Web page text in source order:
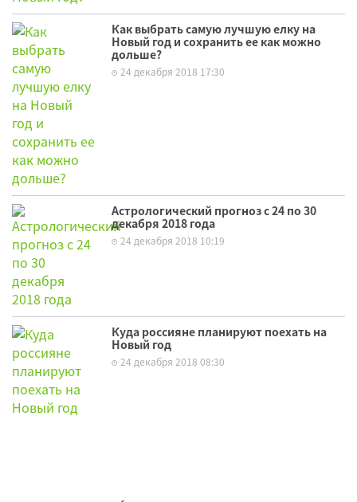
Как выбрать самую лучшую елку на
Новый год и сохранить ее как можно
дольше?
24 декабря 2018 17:30
Астрологический прогноз с 24 по 30
декабря 2018 года
24 декабря 2018 10:19
Куда россияне планируют поехать на
Новый год
24 декабря 2018 08:30